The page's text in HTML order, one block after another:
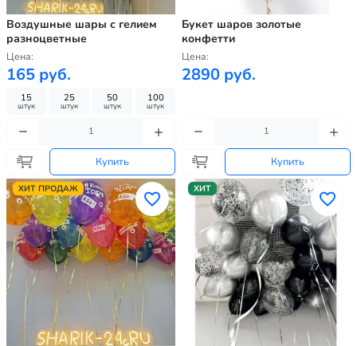
Воздушные шары с гелием
разноцветные
Цена:
165 руб.
15
штук
25
штук
50
штук
100
штук
Купить
Букет шаров золотые
конфетти
Цена:
2890 руб.
Купить
ХИТ ПРОДАЖ ХИТ